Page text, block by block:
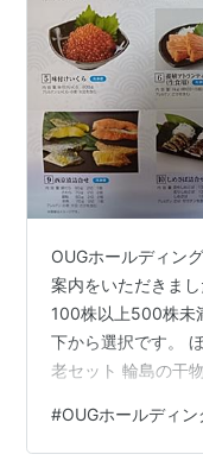
OUGホールディン
案内をいただきま
100株以上500株未
下から選択です。
老セット 輪島の干
せ 太切りたい茶漬
くしセット
#OUGホールディン